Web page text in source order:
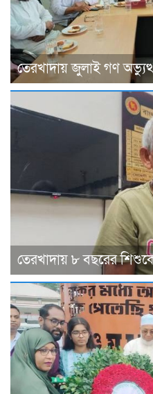
তেরখাদায় জুলাই গণ
তেরখাদায় ৮ বছরের